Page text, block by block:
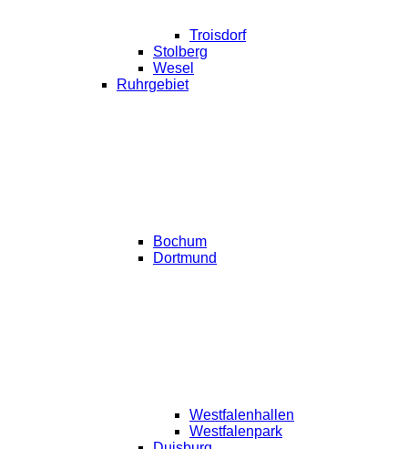
Troisdorf
Stolberg
Wesel
Ruhrgebiet
Bochum
Dortmund
Westfalenhallen
Westfalenpark